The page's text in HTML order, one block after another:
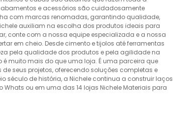
e acessórios são cuidadosamente
com marcas renomadas, garantindo qualidade,
auxiliam na escolha dos produtos ideais para
conte com a nossa equipe especializada e a nossa
em cheio. Desde cimento e tijolos até ferramentas
pela qualidade dos produtos e pela agilidade na
é muito mais do que uma loja. É uma parceira que
seus projetos, oferecendo soluções completas e
século de história, a Nichele continua a construir laços
Whats ou em uma das 14 lojas Nichele Materiais para